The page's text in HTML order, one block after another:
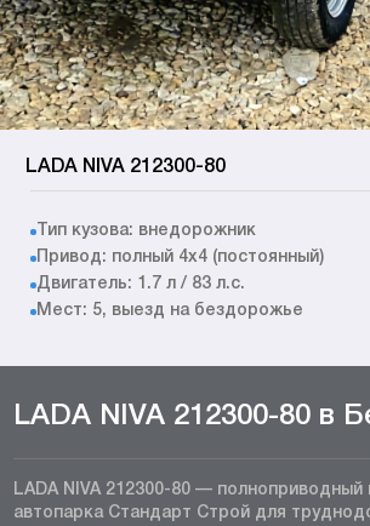
LADA NIVA 212300-80
Тип кузова: внедорожник
Привод: полный 4x4 (постоянный)
Двигатель: 1.7 л / 83 л.с.
Мест: 5, выезд на бездорожье
LADA NIVA 212300-80 в
LADA NIVA 212300-80 —
автопарка Стандарт Строй для